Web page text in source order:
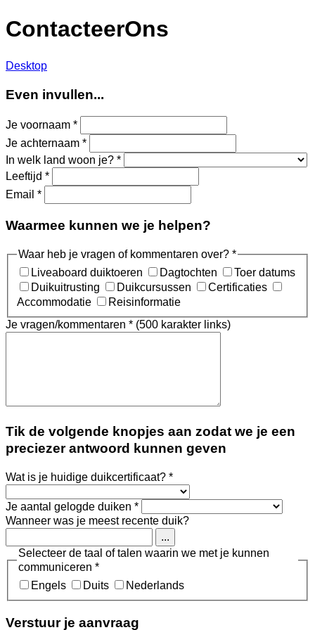
ContacteerOns
Desktop
Even invullen...
Je voornaam *
Je achternaam *
In welk land woon je? *
Leeftijd *
Email *
Waarmee kunnen we je helpen?
Waar heb je vragen of kommentaren over? *
Liveaboard duiktoeren
Dagtochten
Toer datums
Duikuitrusting
Duikcursussen
Certificaties
Accommodatie
Reisinformatie
Je vragen/kommentaren * (500 karakter links)
Tik de volgende knopjes aan zodat we je een
preciezer antwoord kunnen geven
Wat is je huidige duikcertificaat? *
Je aantal gelogde duiken *
Wanneer was je meest recente duik?
...
Selecteer de taal of talen waarin we met je kunnen
communiceren *
Engels
Duits Nederlands
Verstuur je aanvraag